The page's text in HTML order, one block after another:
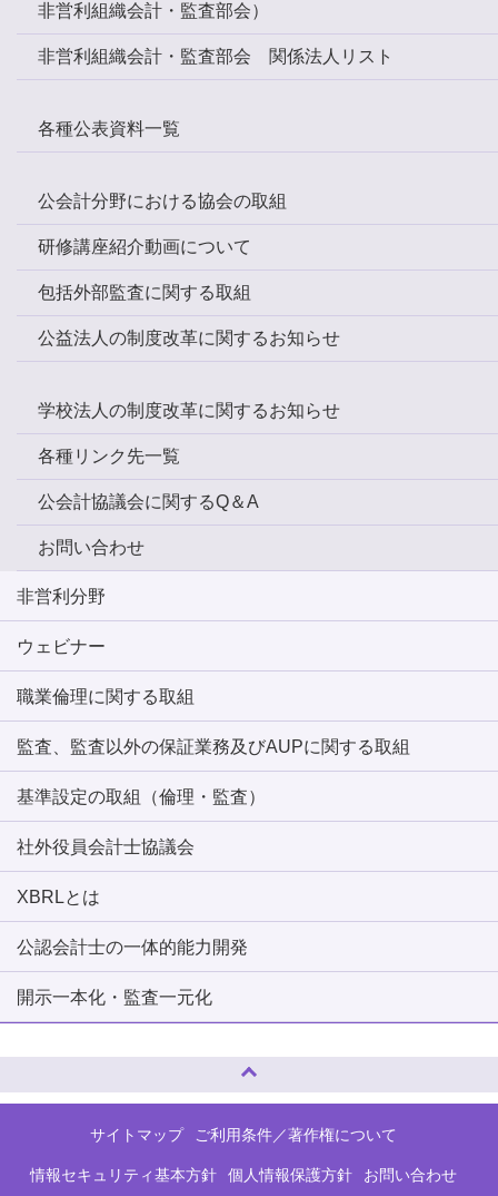
非営利組織会計・監査部会）
非営利組織会計・監査部会 関係法人リスト
各種公表資料一覧
公会計分野における協会の取組
研修講座紹介動画について
包括外部監査に関する取組
公益法人の制度改革に関するお知らせ
学校法人の制度改革に関するお知らせ
各種リンク先一覧
公会計協議会に関するQ＆A
お問い合わせ
非営利分野
ウェビナー
職業倫理に関する取組
監査、監査以外の保証業務及びAUPに関する取組
基準設定の取組（倫理・監査）
社外役員会計士協議会
XBRLとは
公認会計士の一体的能力開発
開示一本化・監査一元化
サイトマップ ご利用条件／著作権について
情報セキュリティ基本方針 個人情報保護方針 お問い合わせ